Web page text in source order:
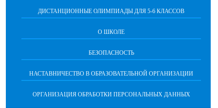
ДИСТАНЦИОННЫЕ ОЛИМПИАДЫ ДЛЯ 5-6 КЛАССОВ
О ШКОЛЕ
БЕЗОПАСНОСТЬ
НАСТАВНИЧЕСТВО В ОБРАЗОВАТЕЛЬНОЙ ОРГАНИЗАЦИИ
ОРГАНИЗАЦИЯ ОБРАБОТКИ ПЕРСОНАЛЬНЫХ ДАННЫХ